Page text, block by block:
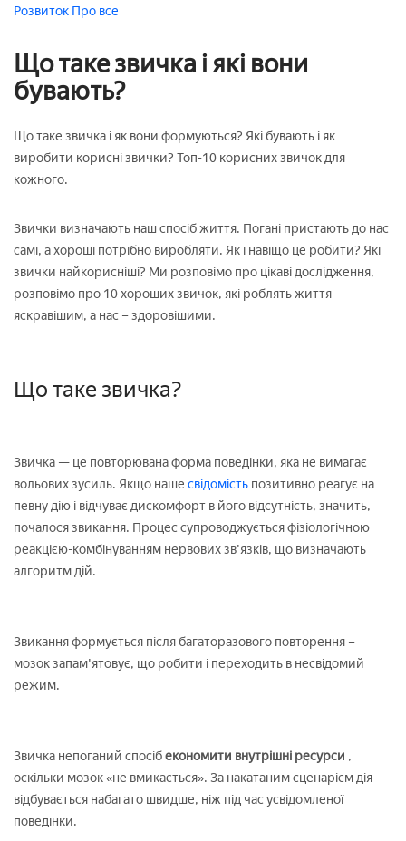
Розвиток Про все
Що таке звичка і які вони
бувають?
Що таке звичка і як вони формуються? Які бувають і як
виробити корисні звички? Топ-10 корисних звичок для
кожного.
Звички визначають наш спосіб життя. Погані пристають до нас
самі, а хороші потрібно виробляти. Як і навіщо це робити? Які
звички найкорисніші? Ми розповімо про цікаві дослідження,
розповімо про 10 хороших звичок, які роблять життя
яскравішим, а нас – здоровішими.
Що таке звичка?
Звичка — це повторювана форма поведінки, яка не вимагає
вольових зусиль. Якщо наше свідомість позитивно реагує на
певну дію і відчуває дискомфорт в його відсутність, значить,
почалося звикання. Процес супроводжується фізіологічною
реакцією-комбінуванням нервових зв'язків, що визначають
алгоритм дій.
Звикання формується після багаторазового повторення –
мозок запам'ятовує, що робити і переходить в несвідомий
режим.
Звичка непоганий спосібекономити внутрішні ресурси ,
оскільки мозок «не вмикається». За накатаним сценарієм дія
відбувається набагато швидше, ніж під час усвідомленої
поведінки.